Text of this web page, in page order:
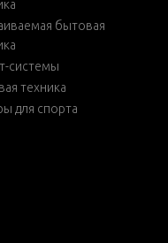
бытовая
системы
техника
для спорта